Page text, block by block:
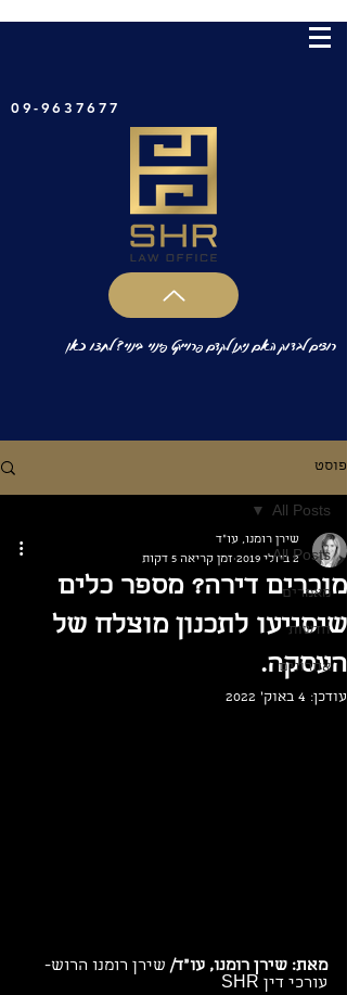
09-9637677
רוצים לבדוק האם ניתן לקדם פרוייקט פינוי בינוי? לחצו כאן
פוסט
All Posts
מאמרים
חדשות
אחרונים
All Posts
מוכרים דירה? מספר כלים
שיסייעו לתכנון מוצלח של
העסקה.
שירן רומנו, עו"ד
2 ביולי 2019
זמן קריאה 5 דקות
עודכן: 4 באוק׳ 2022
מאת: שירן רומנו, עו"ד/ שירן רומנו הרוש-
עורכי דין SHR